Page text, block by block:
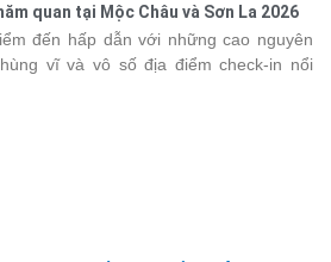
và chia sẻ kinh nghiệm công tác,
những hoạt động giao lưu sôi nổi,
và lưu giữ nhiều kỷ niệm đáng nhớ.
quan tại Mộc Châu và Sơn La 2026
đến hấp dẫn với những cao nguyên
vĩ và vô số địa điểm check-in nổi